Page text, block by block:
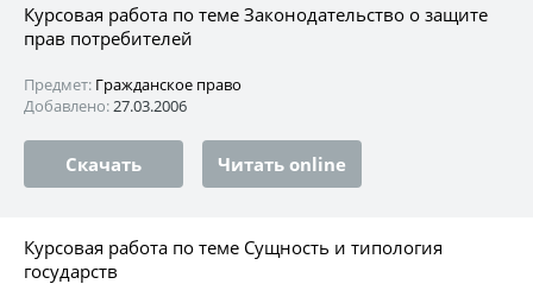
Курсовая работа по теме Законодательство о защите
прав потребителей
Предмет: Гражданское право
Добавлено:27.03.2006
Скачать Читать online
Курсовая работа по теме Сущность и типология
государств